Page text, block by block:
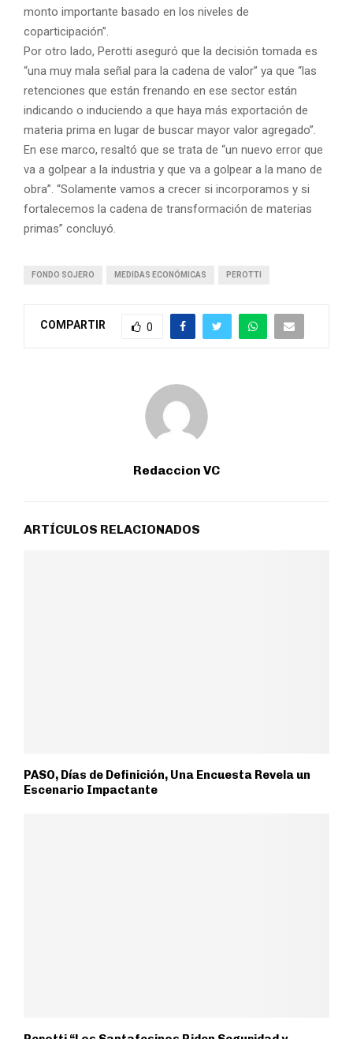
monto importante basado en los niveles de
coparticipación”.
Por otro lado, Perotti aseguró que la decisión tomada es
“una muy mala señal para la cadena de valor” ya que “las
retenciones que están frenando en ese sector están
indicando o induciendo a que haya más exportación de
materia prima en lugar de buscar mayor valor agregado”.
En ese marco, resaltó que se trata de “un nuevo error que
va a golpear a la industria y que va a golpear a la mano de
obra”. “Solamente vamos a crecer si incorporamos y si
fortalecemos la cadena de transformación de materias
primas” concluyó.
FONDO SOJERO MEDIDAS ECONÓMICAS PEROTTI
COMPARTIR 0
Redaccion VC
ARTÍCULOS RELACIONADOS
PASO, Días de Definición, Una Encuesta Revela un
Escenario Impactante